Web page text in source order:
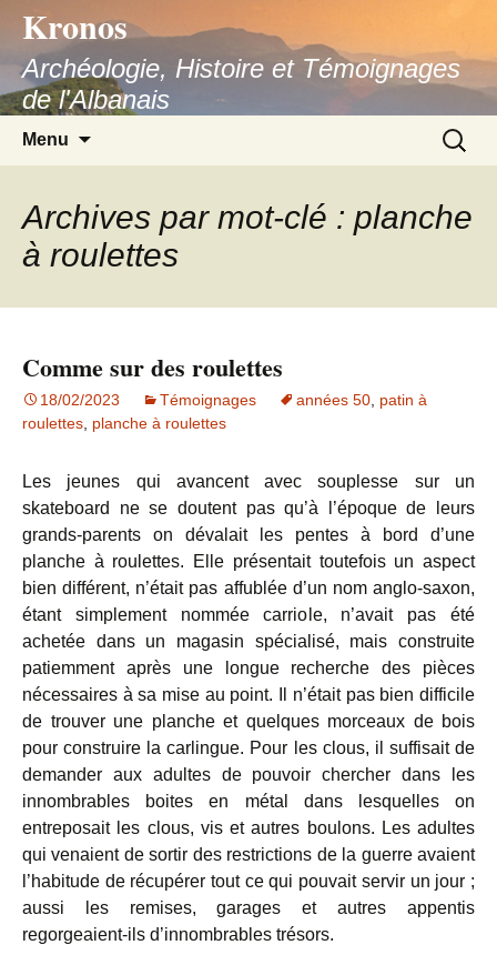
contenu
Kronos
Archéologie, Histoire et Témoignages
de l'Albanais
Menu
Archives par mot-clé : planche
à roulettes
Comme sur des roulettes
18/02/2023 Témoignages années 50 patin à
roulettes planche à roulettes
Les jeunes qui avancent avec souplesse sur un
skateboard ne se doutent pas qu’à l’époque de leurs
grands-parents on dévalait les pentes à bord d’une
planche à roulettes. Elle présentait toutefois un aspect
bien différent, n’était pas affublée d’un nom anglo-saxon,
étant simplement nommée carriole, n’avait pas été
achetée dans un magasin spécialisé, mais construite
patiemment après une longue recherche des pièces
nécessaires à sa mise au point. Il n’était pas bien difficile
de trouver une planche et quelques morceaux de bois
pour construire la carlingue. Pour les clous, il suffisait de
demander aux adultes de pouvoir chercher dans les
innombrables boites en métal dans lesquelles on
entreposait les clous, vis et autres boulons. Les adultes
qui venaient de sortir des restrictions de la guerre avaient
l’habitude de récupérer tout ce qui pouvait servir un jour ;
aussi les remises, garages et autres appentis
regorgeaient-ils d’innombrables trésors.